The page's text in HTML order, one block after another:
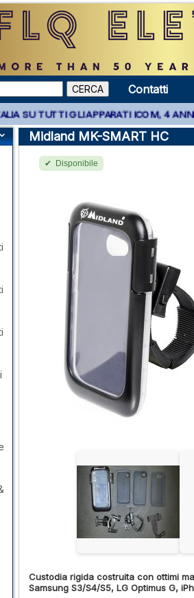
Contatti
TUTTI GLI APPARATI ICOM, 4 ANNI
Midland MK-SMART HC
Disponibile
Custodia rigida costruita con ottimi
Samsung S3/S4/S5, LG Optimus G,